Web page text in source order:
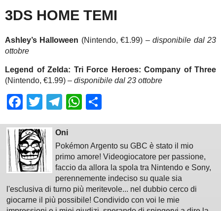
3DS HOME TEMI
Ashley’s Halloween (Nintendo, €1.99) –disponibile dal 23
ottobre
Legend of Zelda: Tri Force Heroes: Company of Three
(Nintendo, €1.99) – disponibile dal 23 ottobre
Facebook
TwitterTelegram
WhatsApp
Oni
Pokémon Argento su GBC è stato il mio
primo amore! Videogiocatore per passione,
faccio da allora la spola tra Nintendo e Sony,
perennemente indeciso su quale sia
l'esclusiva di turno più meritevole... nel dubbio cerco di
giocarne il più possibile! Condivido con voi le mie